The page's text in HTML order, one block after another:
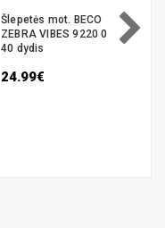
Šlepetės mot. BECO
ZEBRA VIBES 9220 0
40 dydis
24.99€